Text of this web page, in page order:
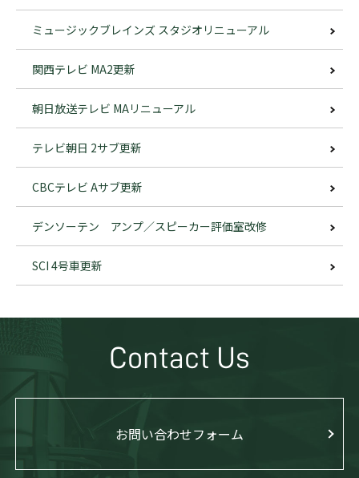
ミュージックブレインズ スタジオリニューアル
関西テレビ MA2更新
朝日放送テレビ MAリニューアル
テレビ朝日 2サブ更新
CBCテレビ Aサブ更新
デンソーテン アンプ／スピーカー評価室改修
SCI 4号車更新
Contact Us
お問い合わせフォーム